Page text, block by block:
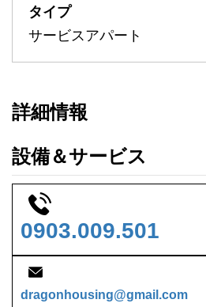
タイプ
サービスアパート
詳細情報
設備＆サービス
0903.009.501
dragonhousing@gmail.com